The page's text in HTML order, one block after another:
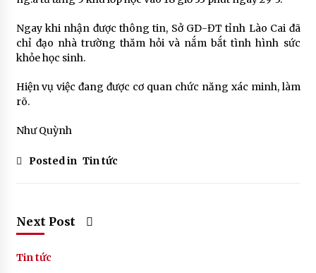
Ngay khi nhận được thông tin, Sở GD-ĐT tỉnh Lào Cai đã
chỉ đạo nhà trường thăm hỏi và nắm bắt tình hình sức
khỏe học sinh.
Hiện vụ việc đang được cơ quan chức năng xác minh, làm
rõ.
Như Quỳnh
Posted in Tin tức
Next Post
Tin tức